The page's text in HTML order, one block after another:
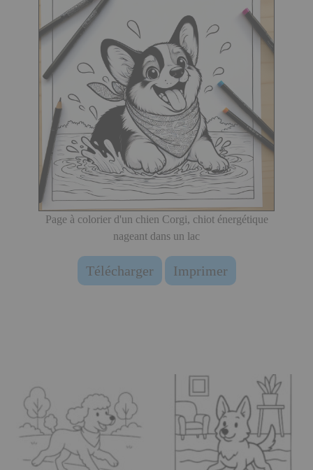
Page à colorier d'un chien Corgi, chiot énergétique
nageant dans un lac
Télécharger Imprimer